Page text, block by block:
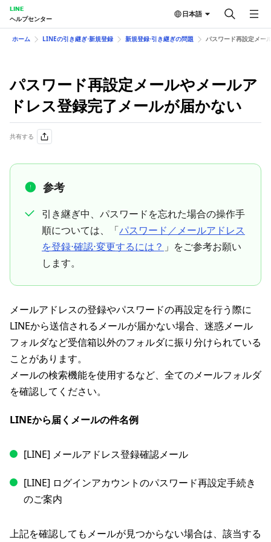
LINE
ヘルプセンター
日本語
ホーム LINEの引き継ぎ⋅新規登録 新規登録⋅引き継ぎの問題 パスワード再設定メー
パスワード再設定メールやメールア
ドレス登録完了メールが届かない
共有する
参考
引き継ぎ中、パスワードを忘れた場合の操作手
順については、「パスワード／メールアドレス
を登録⋅確認⋅変更するには？ 」をご参考お願い
します。
メールアドレスの登録やパスワードの再設定を行う際に
LINEから送信されるメールが届かない場合、迷惑メール
フォルダなど受信箱以外のフォルダに振り分けられている
ことがあります。
メールの検索機能を使用するなど、全てのメールフォルダ
を確認してください。
LINEから届くメールの件名例
[LINE] メールアドレス登録確認メール
[LINE] ログインアカウントのパスワード再設定手続き
のご案内
上記を確認してもメールが見つからない場合は、該当する